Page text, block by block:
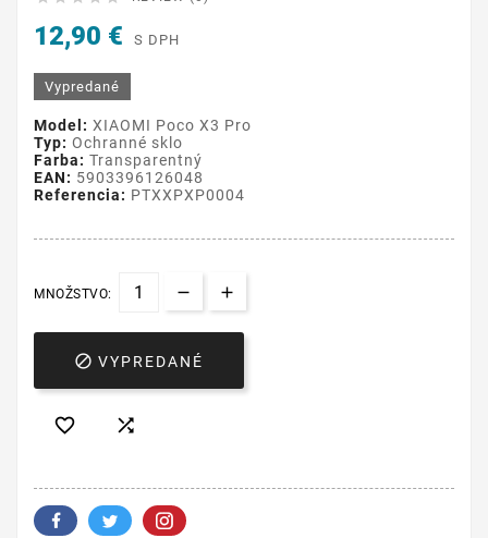
12,90 € S DPH
Vypredané
Model: XIAOMI Poco X3 Pro
Typ: Ochranné sklo
Farba: Transparentný
EAN: 5903396126048
Referencia: PTXXPXP0004
MNOŽSTVO:
 VYPREDANÉ
 